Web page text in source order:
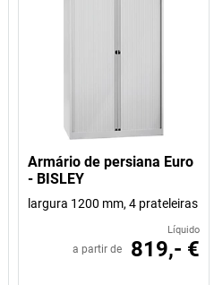
Armário de persiana Euro
- BISLEY
largura 1200 mm, 4 prateleiras
Líquido
a partir de 819,- €